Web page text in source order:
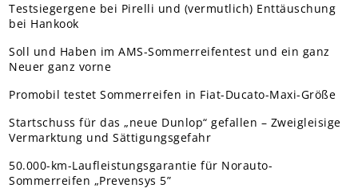
Testsiegergene bei Pirelli und (vermutlich) Enttäuschung
bei Hankook
Soll und Haben im AMS-Sommerreifentest und ein ganz
Neuer ganz vorne
Promobil testet Sommerreifen in Fiat-Ducato-Maxi-Größe
Startschuss für das „neue Dunlop“ gefallen – Zweigleisige
Vermarktung und Sättigungsgefahr
50.000-km-Laufleistungsgarantie für Norauto-
Sommerreifen „Prevensys 5”